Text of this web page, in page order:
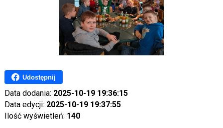
Udostępnij
Data dodania: 2025-10-19 19:36:15
Data edycji: 2025-10-19 19:37:55
Ilość wyświetleń: 140